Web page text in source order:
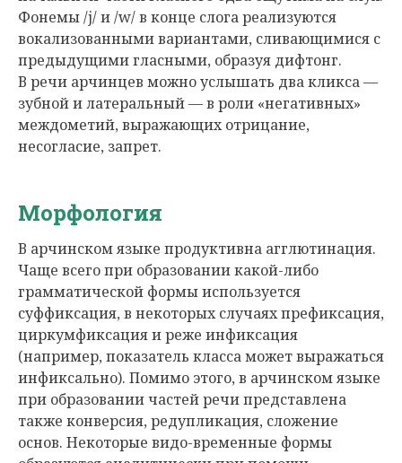
Фонемы /j/ и /w/ в конце слога реализуются
вокализованными вариантами, сливающимися с
предыдущими гласными, образуя дифтонг.
В речи арчинцев можно услышать два кликса —
зубной и латеральный — в роли «негативных»
междометий, выражающих отрицание,
несогласие, запрет.
Морфология
В арчинском языке продуктивна агглютинация.
Чаще всего при образовании какой-либо
грамматической формы используется
суффиксация, в некоторых случаях префиксация,
циркумфиксация и реже инфиксация
(например, показатель класса может выражаться
инфиксально). Помимо этого, в арчинском языке
при образовании частей речи представлена
также конверсия, редупликация, сложение
основ. Некоторые видо-временные формы